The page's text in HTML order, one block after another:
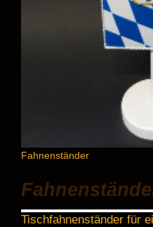
Fahnenständer
Tischfahnenständer für